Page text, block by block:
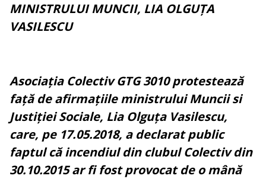
MINISTRULUI MUNCII, LIA OLGUȚA
VASILESCU
Asociația Colectiv GTG 3010 protestează
față de afirmațiile ministrului Muncii si
Justiției Sociale, Lia Olguța Vasilescu,
care, pe 17.05.2018, a declarat public
faptul că incendiul din clubul Colectiv din
30.10.2015 ar fi fost provocat de o mână